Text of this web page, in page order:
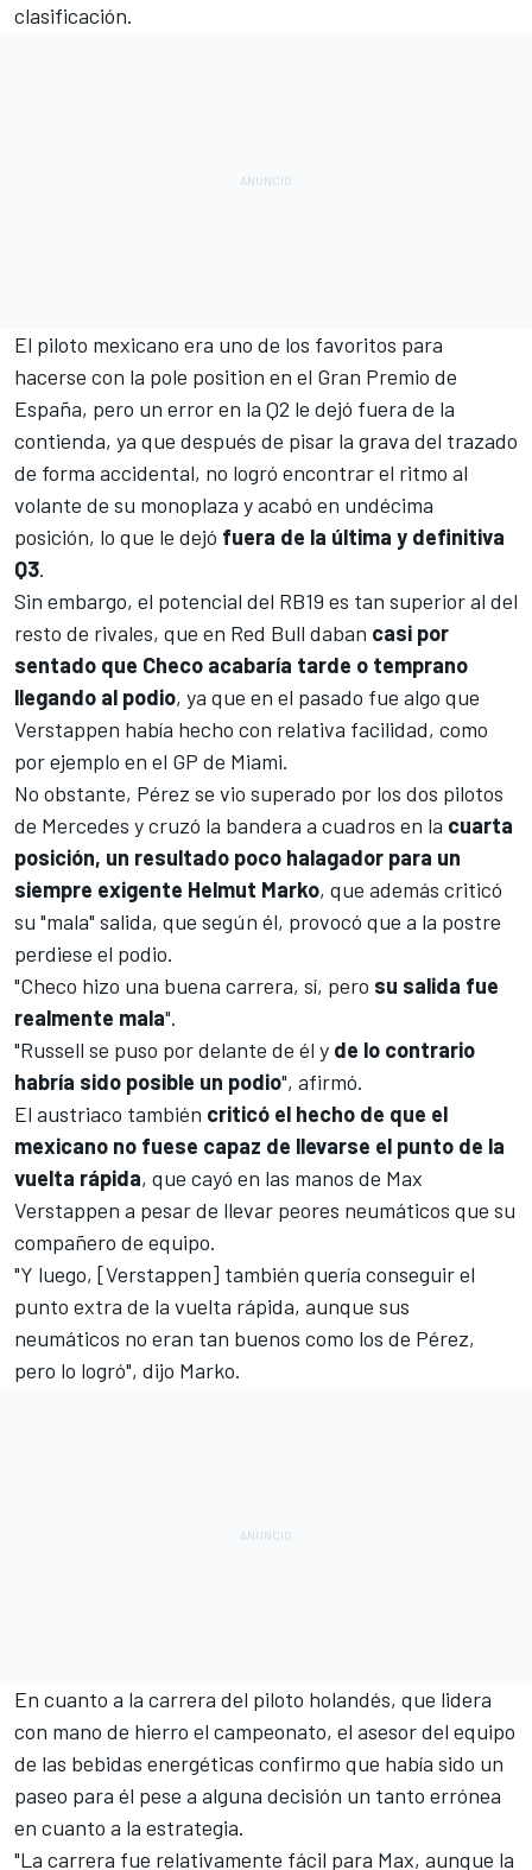
clasificación.
El piloto mexicano era uno de los favoritos para
hacerse con la pole position en el Gran Premio de
España, pero un error en la Q2 le dejó fuera de la
contienda, ya que después de pisar la grava del trazado
de forma accidental, no logró encontrar el ritmo al
volante de su monoplaza y acabó en undécima
posición, lo que le dejó fuera de la última y definitiva
Q3.
Sin embargo, el potencial del RB19 es tan superior al del
resto de rivales, que en Red Bull daban casi por
sentado que Checo acabaría tarde o temprano
llegando al podio, ya que en el pasado fue algo que
Verstappen había hecho con relativa facilidad, como
por ejemplo en el GP de Miami.
No obstante, Pérez se vio superado por los dos pilotos
de Mercedes y cruzó la bandera a cuadros en la cuarta
posición, un resultado poco halagador para un
siempre exigente Helmut Marko, que además criticó
su "mala" salida, que según él, provocó que a la postre
perdiese el podio.
"Checo hizo una buena carrera, sí, pero su salida fue
realmente mala".
"Russell se puso por delante de él y de lo contrario
habría sido posible un podio", afirmó.
El austriaco también criticó el hecho de que el
mexicano no fuese capaz de llevarse el punto de la
vuelta rápida, que cayó en las manos de Max
Verstappen a pesar de llevar peores neumáticos que su
compañero de equipo.
"Y luego, [Verstappen] también quería conseguir el
punto extra de la vuelta rápida, aunque sus
neumáticos no eran tan buenos como los de Pérez,
pero lo logró", dijo Marko.
En cuanto a la carrera del piloto holandés, que lidera
con mano de hierro el campeonato, el asesor del equipo
de las bebidas energéticas confirmo que había sido un
paseo para él pese a alguna decisión un tanto errónea
en cuanto a la estrategia.
"La carrera fue relativamente fácil para Max, aunque la